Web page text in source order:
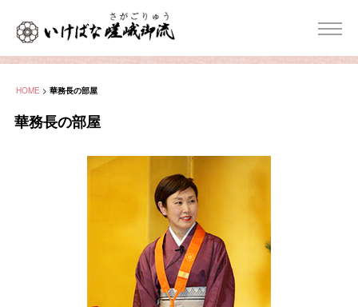
HOME > 華務長の部屋
華務長の部屋